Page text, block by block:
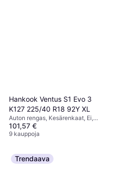
Hankook Ventus S1 Evo 3
K127 225/40 R18 92Y XL
Auton rengas, Kesärenkaat, Ei,
Henkilöauto, Profiili 40 %,
Nopeusindeksi Y (300 km/h)
101,57 €
9 kauppoja
Trendaava